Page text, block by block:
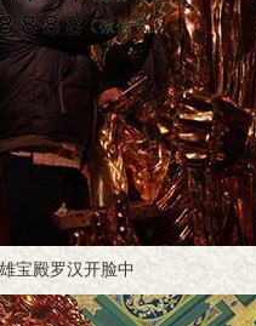
宝殿罗汉开脸中